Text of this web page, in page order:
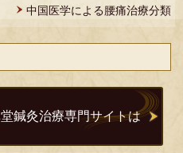
中国医学による腰痛治療分類
鍼灸治療専門サイトは